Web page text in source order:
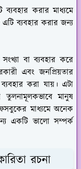
করার মাধ্যমে
ব্যবহার করার জন্য
বা ব্যবহার করে
এবং জনপ্রিয়তার
করা যায়। এটা
তুলনামূলকভাবে মানুষ
মাধ্যমে অনেক
একটি ভালো সম্পর্ক
রচনা